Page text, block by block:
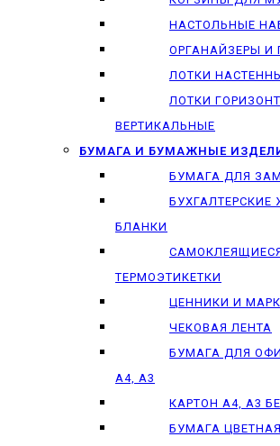
НАСТОЛЬНЫЕ
ОРГАНАЙЗЕРЫ И
ЛОТКИ
ЛОТКИ
ВЕРТИКАЛЬНЫЕ
БУМАГА И БУМАЖНЫЕ
БУМАГА ДЛЯ
БЛАНКИ
ТЕРМОЭТИКЕТКИ
ЦЕННИКИ И
ЧЕКОВАЯ ЛЕНТА
БУМАГА ДЛЯ
А4, А3
КАРТОН А4, А3
БУМАГА